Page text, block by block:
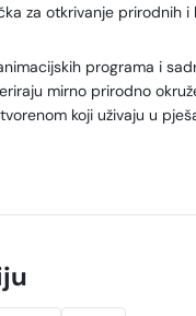
za otkrivanje prirodnih
programa i
mirno prirodno
koji uživaju u